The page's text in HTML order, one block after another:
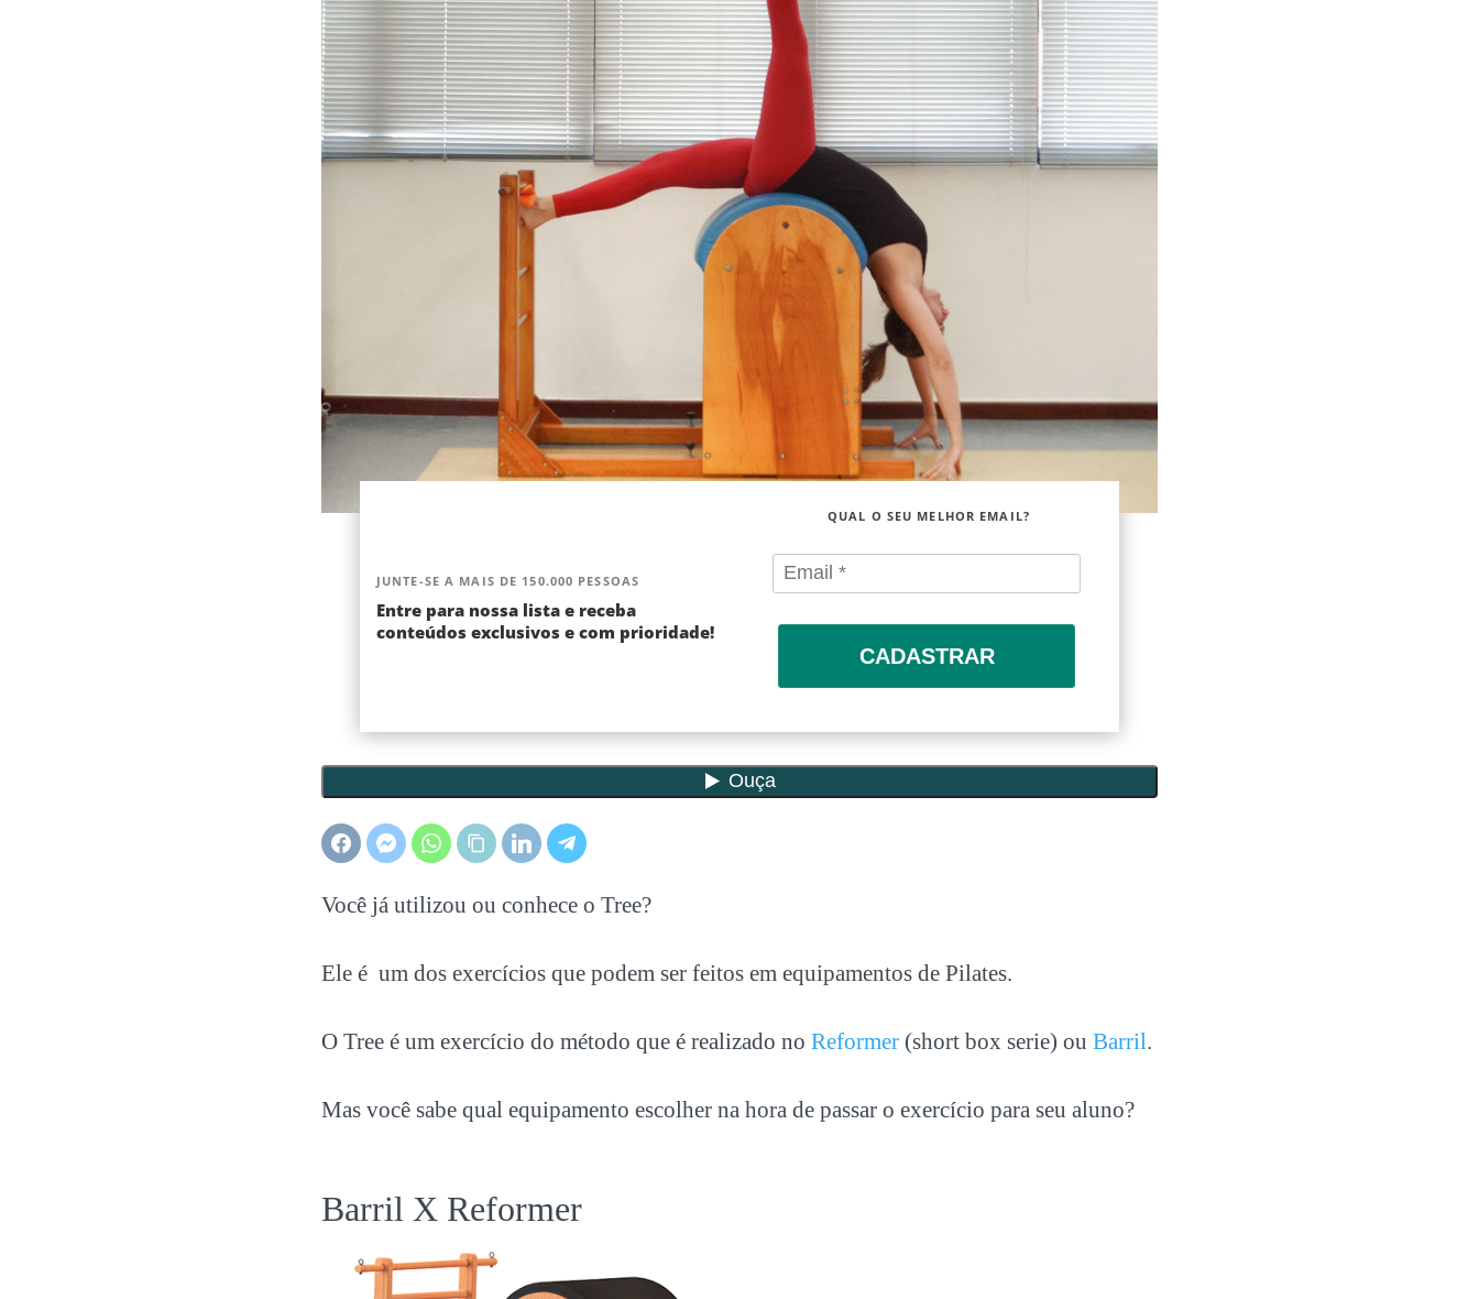
JUNTE-SE A MAIS DE 150.000 PESSOAS
Entre para nossa lista e receba
conteúdos exclusivos e com prioridade!
QUAL O SEU MELHOR EMAIL?
CADASTRAR
Você já utilizou ou conhece o Tree?
Ele é um dos exercícios que podem ser feitos em equipamentos de Pilates.
O Tree é um exercício do método que é realizado no Reformer (short box serie) ou Barril.
Mas você sabe qual equipamento escolher na hora de passar o exercício para seu aluno?
Barril X Reformer